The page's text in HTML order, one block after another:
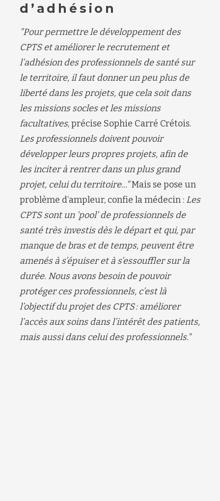
d’adhésion
"Pour permettre le développement des
CPTS et améliorer le recrutement et
l’adhésion des professionnels de santé sur
le territoire, il faut donner un peu plus de
liberté dans les projets, que cela soit dans
les missions socles et les missions
facultatives, précise Sophie Carré Crétois.
Les professionnels doivent pouvoir
développer leurs propres projets, afin de
les inciter à rentrer dans un plus grand
projet, celui du territoire..."Mais se pose un
problème d’ampleur, confie la médecin : Les
CPTS sont un 'pool' de professionnels de
santé très investis dès le départ et qui, par
manque de bras et de temps, peuvent être
amenés à s’épuiser et à s’essouffler sur la
durée. Nous avons besoin de pouvoir
protéger ces professionnels, c’est là
l’objectif du projet des CPTS : améliorer
l’accès aux soins dans l’intérêt des patients,
mais aussi dans celui des professionnels."